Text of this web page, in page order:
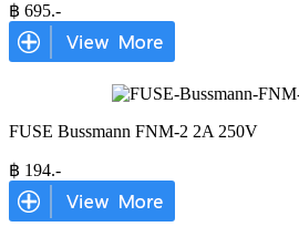
฿ 695.-
FUSE Bussmann FNM-2 2A 250V
฿ 194.-